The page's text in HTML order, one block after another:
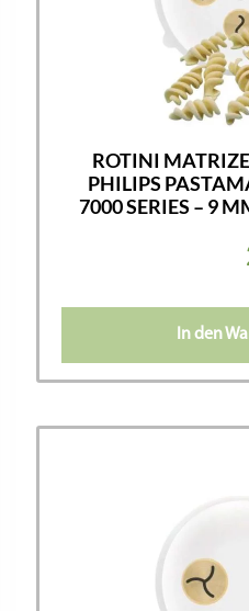
ROTINI
PHILIPS
7000 SERIES – 9
In den